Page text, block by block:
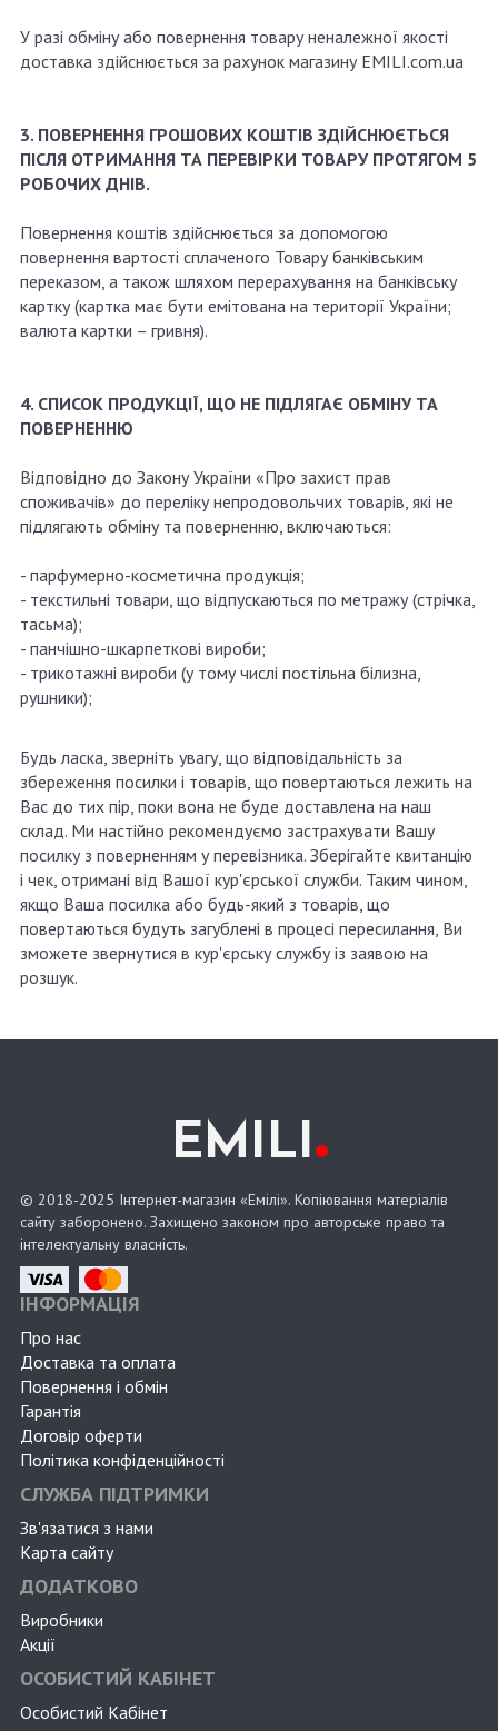
У разі обміну або повернення товару неналежної якості
доставка здійснюється за рахунок магазину EMILI.com.ua
3. ПОВЕРНЕННЯ ГРОШОВИХ КОШТІВ ЗДІЙСНЮЄТЬСЯ
ПІСЛЯ ОТРИМАННЯ ТА ПЕРЕВІРКИ ТОВАРУ ПРОТЯГОМ 5
РОБОЧИХ ДНІВ.
Повернення коштів здійснюється за допомогою
повернення вартості сплаченого Товару банківським
переказом, а також шляхом перерахування на банківську
картку (картка має бути емітована на території України;
валюта картки – гривня).
4. СПИСОК ПРОДУКЦІЇ, ЩО НЕ ПІДЛЯГАЄ ОБМІНУ ТА
ПОВЕРНЕННЮ
Відповідно до Закону України «Про захист прав
споживачів» до переліку непродовольчих товарів, які не
підлягають обміну та поверненню, включаються:
- парфумерно-косметична продукція;
- текстильні товари, що відпускаються по метражу (стрічка,
тасьма);
- панчішно-шкарпеткові вироби;
- трикотажні вироби (у тому числі постільна білизна,
рушники);
Будь ласка, зверніть увагу, що відповідальність за
збереження посилки і товарів, що повертаються лежить на
Вас до тих пір, поки вона не буде доставлена ​​на наш
склад. Ми настійно рекомендуємо застрахувати Вашу
посилку з поверненням у перевізника. Зберігайте квитанцію
і чек, отримані від Вашої кур'єрської служби. Таким чином,
якщо Ваша посилка або будь-який з товарів, що
повертаються будуть загублені в процесі пересилання, Ви
зможете звернутися в кур'єрську службу із заявою на
розшук.
EMILI.
© 2018-2025 Інтернет-магазин «Емілі». Копіювання матеріалів
сайту заборонено. Захищено законом про авторське право та
інтелектуальну власність.
ІНФОРМАЦІЯ
Про нас
Доставка та оплата
Повернення і обмін
Гарантія
Договір оферти
Політика конфіденційності
СЛУЖБА ПІДТРИМКИ
Зв'язатися з нами
Карта сайту
ДОДАТКОВО
Виробники
Акції
ОСОБИСТИЙ КАБІНЕТ
Особистий Кабінет